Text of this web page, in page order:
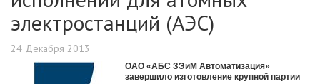
электростанций (АЭС)
24 Декабря 2013
ОАО «АБС ЗЭиМ Автоматизация»
завершило изготовление крупной партии